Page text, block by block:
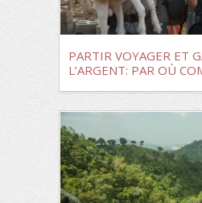
PARTIR VOYAGER ET
L’ARGENT: PAR OÙ